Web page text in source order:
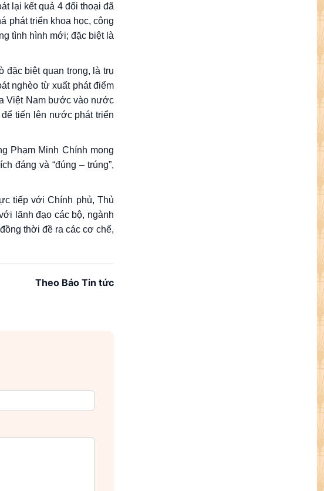
lại kết quả 4 đối thoại đã
phát triển khoa học, công
tình hình mới; đặc biệt là
đặc biệt quan trọng, là trụ
nghèo từ xuất phát điểm
Việt Nam bước vào nước
tiến lên nước phát triển
Phạm Minh Chính mong
đáng và “đúng – trúng”,
tiếp với Chính phủ, Thủ
lãnh đạo các bộ, ngành
thời đề ra các cơ chế,
Theo Báo Tin tức